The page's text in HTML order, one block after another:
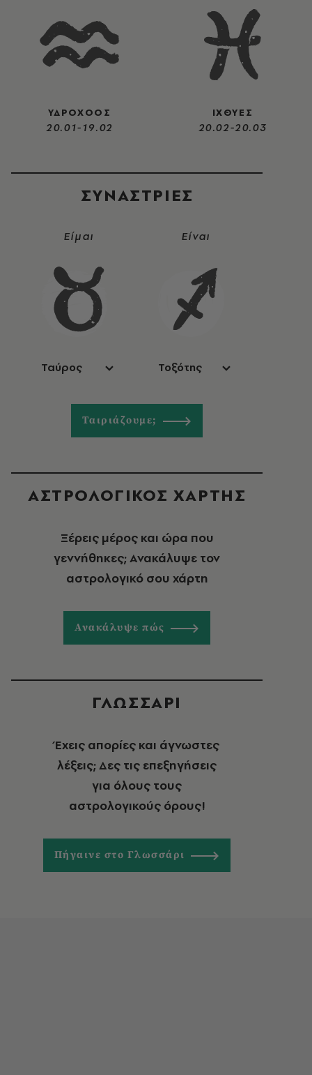
ΥΔΡΟΧΟΟΣ
20.01-19.02
ΙΧΘΥΕΣ
20.02-20.03
ΣΥΝΑΣΤΡIΕΣ
Είμαι
Ταύρος
Είναι
Τοξότης
Ταιριάζουμε;
ΑΣΤΡΟΛΟΓΙΚΟΣ ΧΑΡΤΗΣ
Ξέρεις μέρος και ώρα που
γεννήθηκες; Ανακάλυψε τον
αστρολογικό σου χάρτη
Ανακάλυψε πώς
ΓΛΩΣΣΑΡΙ
Έχεις απορίες και άγνωστες
λέξεις; Δες τις επεξηγήσεις
για όλους τους
αστρολογικούς όρους!
Πήγαινε στο Γλωσσάρι